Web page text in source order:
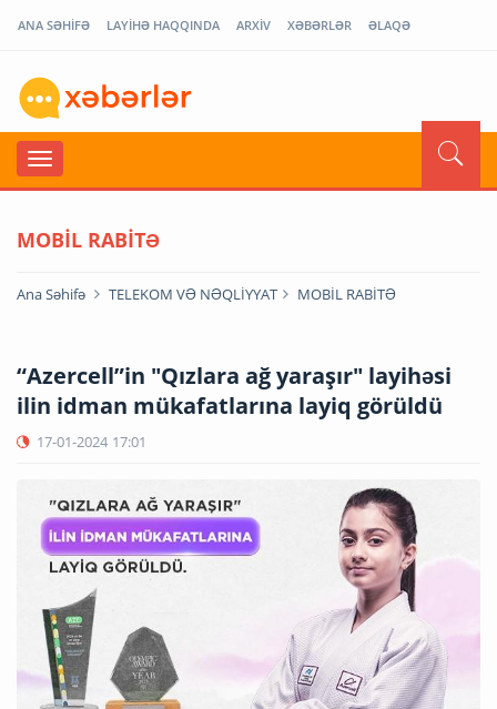
ANA SƏHİFƏ LAYİHƏ HAQQINDA ARXİV XƏBƏRLƏR ƏLAQƏ
MOBİL RABİTƏ
Ana Səhifə TELEKOM VƏ NƏQLİYYAT MOBİL RABİTƏ
“Azercell”in "Qızlara ağ yaraşır" layihəsi
ilin idman mükafatlarına layiq görüldü
17-01-2024 17:01